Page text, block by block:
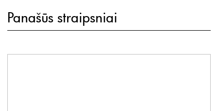
Panašūs straipsniai